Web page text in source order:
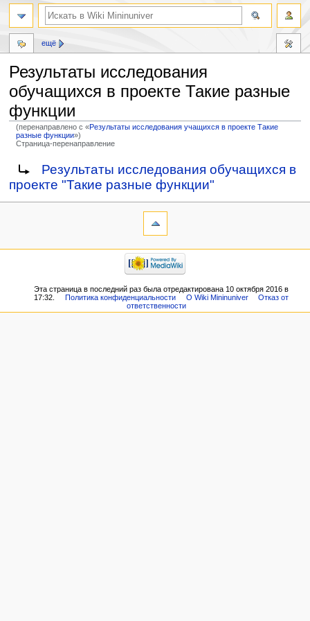
Результаты исследования
обучащихся в проекте Такие разные
функции
(перенаправлено с «Результаты исследования учащихся в проекте Такие
разные функции»)
Страница-перенаправление
Перейти
навигации
Перейти
поиску
Перенаправление на:
Результаты исследования обучащихся в
проекте "Такие разные функции"
ещё
Эта страница в последний раз была отредактирована 10 октября 2016 в
17:32.
Политика конфиденциальности О Wiki Mininuniver
Отказ от
ответственности